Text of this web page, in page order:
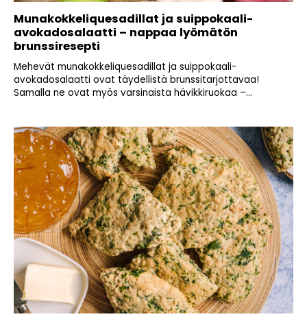
Munakokkeliquesadillat ja suippokaali-
avokadosalaatti – nappaa lyömätön
brunssiresepti
Mehevät munakokkeliquesadillat ja suippokaali-
avokadosalaatti ovat täydellistä brunssitarjottavaa!
Samalla ne ovat myös varsinaista hävikkiruokaa –...